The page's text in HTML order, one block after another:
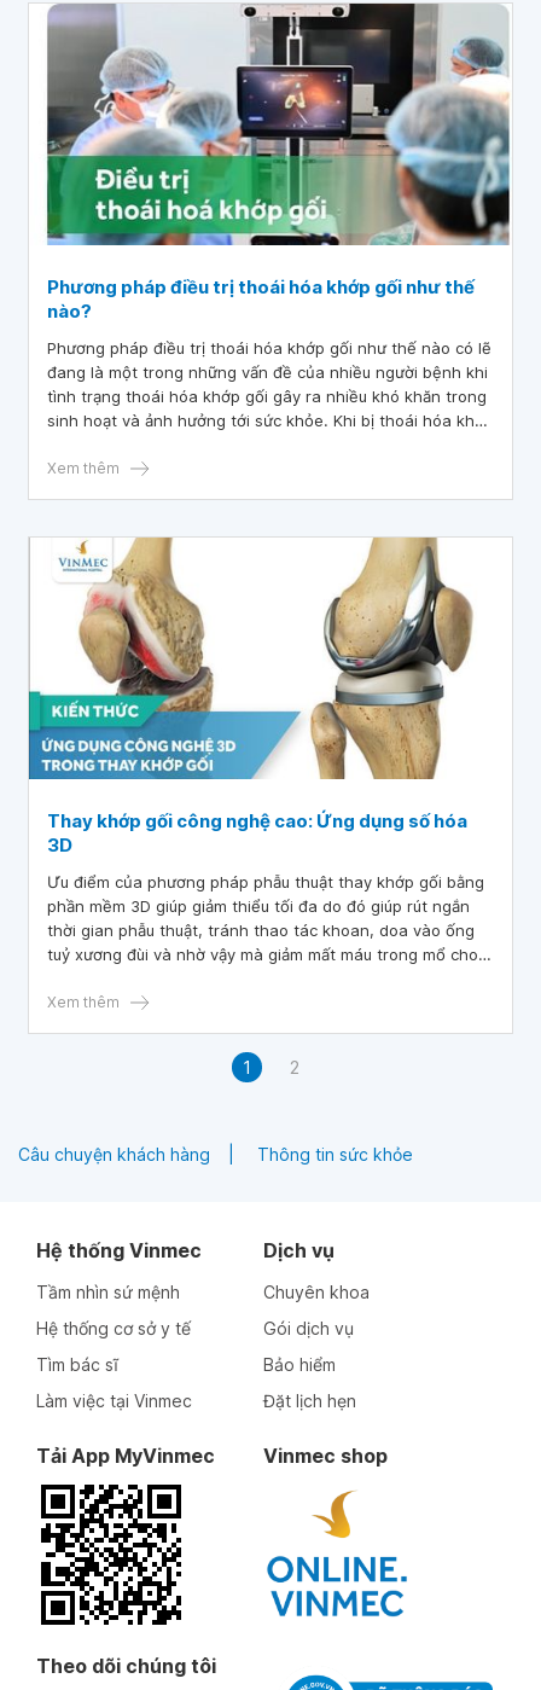
Phương pháp điều trị thoái hóa khớp gối như thế
nào?
Phương pháp điều trị thoái hóa khớp gối như thế nào có lẽ
đang là một trong những vấn đề của nhiều người bệnh khi
tình trạng thoái hóa khớp gối gây ra nhiều khó khăn trong
sinh hoạt và ảnh hưởng tới sức khỏe. Khi bị thoái hóa khớp
hoặc không biết tình trạng của mình đã diễn biến ra sao.
Xem thêm
Thay khớp gối công nghệ cao: Ứng dụng số hóa
3D
Ưu điểm của phương pháp phẫu thuật thay khớp gối bằng
phần mềm 3D giúp giảm thiểu tối đa do đó giúp rút ngắn
thời gian phẫu thuật, tránh thao tác khoan, doa vào ống
tuỷ xương đùi và nhờ vậy mà giảm mất máu trong mổ cho
Xem thêm
1 2
Câu chuyện khách hàng Thông tin sức khỏe
Hệ thống Vinmec
Tầm nhìn sứ mệnh
Hệ thống cơ sở y tế
Tìm bác sĩ
Làm việc tại Vinmec
Dịch vụ
Chuyên khoa
Gói dịch vụ
Bảo hiểm
Đặt lịch hẹn
Tải App MyVinmec Vinmec shop
Theo dõi chúng tôi